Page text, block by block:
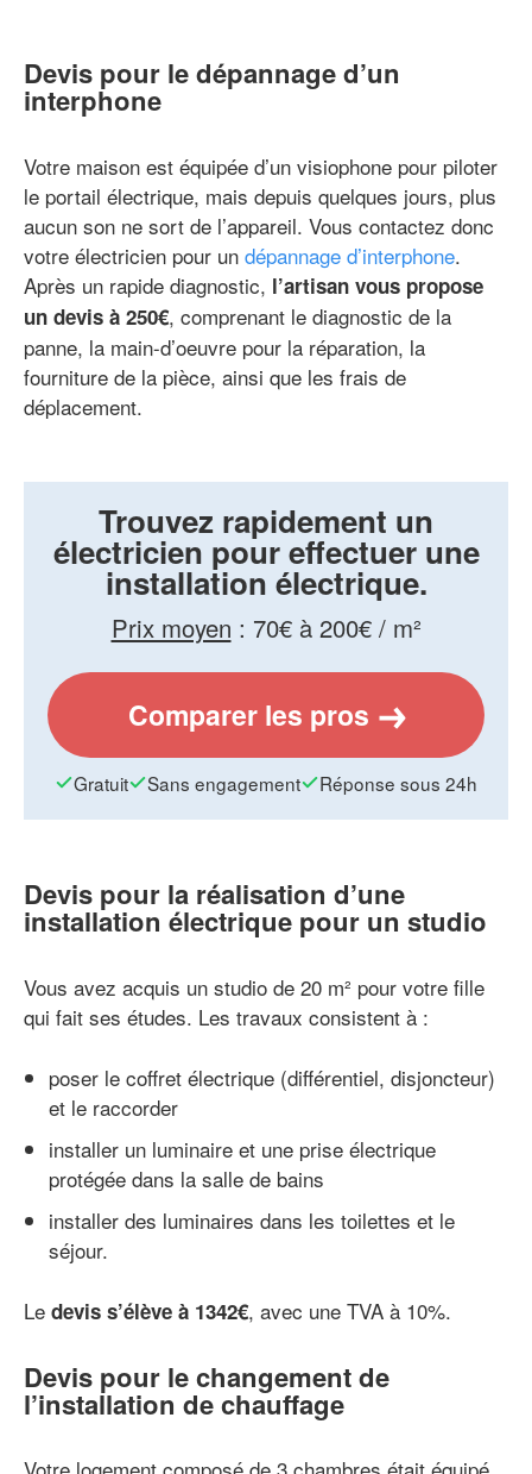
Devis pour le dépannage d’un
interphone
Votre maison est équipée d’un visiophone pour piloter
le portail électrique, mais depuis quelques jours, plus
aucun son ne sort de l’appareil. Vous contactez donc
votre électricien pour un dépannage d’interphone.
Après un rapide diagnostic, l’artisan vous propose
un devis à 250€, comprenant le diagnostic de la
panne, la main-d’oeuvre pour la réparation, la
fourniture de la pièce, ainsi que les frais de
déplacement.
Trouvez rapidement un
électricien pour effectuer une
installation électrique.
Prix moyen : 70€ à 200€ / m²
Comparer les pros
Gratuit Sans engagement Réponse sous 24h
Devis pour la réalisation d’une
installation électrique pour un studio
Vous avez acquis un studio de 20 m² pour votre fille
qui fait ses études. Les travaux consistent à :
poser le coffret électrique (différentiel, disjoncteur)
et le raccorder
installer un luminaire et une prise électrique
protégée dans la salle de bains
installer des luminaires dans les toilettes et le
séjour.
Le devis s’élève à 1342€, avec une TVA à 10%.
Devis pour le changement de
l’installation de chauffage